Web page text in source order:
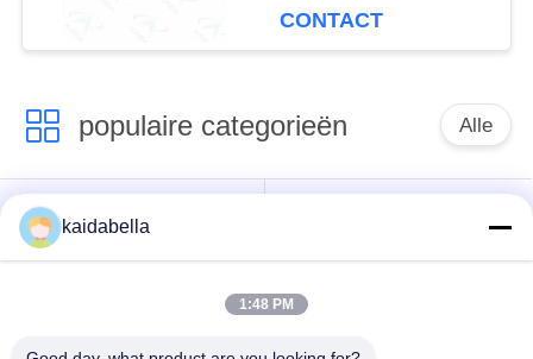
CONTACT
populaire categorieën Alle
Voor de toepassing
van deze verordening
geldt de volgende
MIL-DTL-26482 Serie
kaidabella
1:48 PM